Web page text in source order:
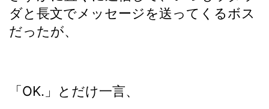
ダと長文でメッセージを送ってくるボス
だったが、
「OK.」とだけ一言、